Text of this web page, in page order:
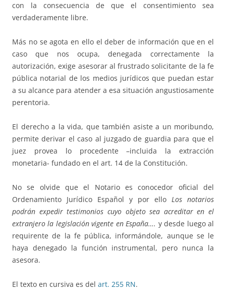
con la consecuencia de que el consentimiento sea
verdaderamente libre.
Más no se agota en ello el deber de información que en el
caso que nos ocupa, denegada correctamente la
autorización, exige asesorar al frustrado solicitante de la fe
pública notarial de los medios jurídicos que puedan estar
a su alcance para atender a esa situación angustiosamente
perentoria.
El derecho a la vida, que también asiste a un moribundo,
permite derivar el caso al juzgado de guardia para que el
juez provea lo procedente –incluida la extracción
monetaria- fundado en el art. 14 de la Constitución.
No se olvide que el Notario es conocedor oficial del
Ordenamiento Jurídico Español y por ello Los notarios
podrán expedir testimonios cuyo objeto sea acreditar en el
extranjero la legislación vigente en España…. y desde luego al
requirente de la fe pública, informándole, aunque se le
haya denegado la función instrumental, pero nunca la
asesora.
El texto en cursiva es del art. 255 RN.